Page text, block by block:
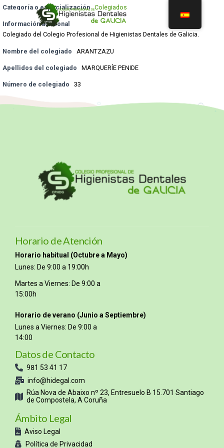
Categoría o especialización Colegiados
Información adicional
Colegiado del Colegio Profesional de Higienistas Dentales de Galicia.
Nombre del colegiado ARANTZAZU
Apellidos del colegiado MARQUERÍE PENIDE
Número de colegiado 33
Horario de Atención
Horario habitual (Octubre a Mayo)
Lunes: De 9:00 a 19:00h
Martes a Viernes: De 9:00 a
15:00h
Horario de verano (Junio a Septiembre)
Lunes a Viernes: De 9:00 a
14:00
Datos de Contacto
981 53 41 17
info@hidegal.com
Rúa Nova de Abaixo nº 23, Entresuelo B 15.701 Santiago
de Compostela, A Coruña
Ámbito Legal
Aviso Legal
Política de Privacidad